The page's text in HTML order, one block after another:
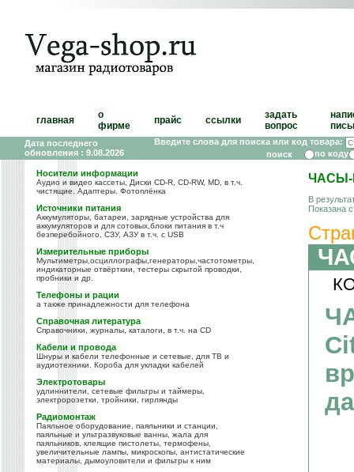
главная
о
фирме
прайс ссылки
задать
вопрос
Дата последнего
обновления : 9.08.2026
Введите слова для поиска или код товара:
по коду
Носители информации
Аудио и видео кассеты, Диски CD-R, CD-RW, MD, в т.ч.
чистящие. Адаптеры. Фотоплёнка
Источники питания
Аккумуляторы, батареи, зарядные устройства для
аккумуляторов и для сотовых,блоки питания в т.ч
безперебойного, СЗУ, АЗУ в т.ч. с USB
Измерительные приборы
Мультиметры,осциллографы,генераторы,частотометры,
индикаторные отвёрткии, тестеры скрытой проводки,
пробники и др.
Телефоны и рации
а также принадлежности для телефона
Справочная литература
Справочники, журналы, каталоги, в т.ч. на CD
Кабели и провода
Шнуры и кабели телефонные и сетевые, для ТВ и
аудиотехники. Короба для укладки кабелей
Электротовары
удлиннители, сетевые фильтры и таймеры,
электророзетки, тройники, гирлянды
Радиомонтаж
Паяльное оборудование, паяльники и станции,
паяльные и ультразвуковые ванны, жала для
паяльников, клеящие пистолеты, термофены,
увеличительные лампы, микроскопы, антистатические
материалы, дымоуловители и фильтры к ним
ЧАСЫ-
В
Показана